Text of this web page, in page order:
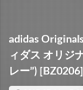
adidas
ィダス オリジ
レー”) [BZ0206]